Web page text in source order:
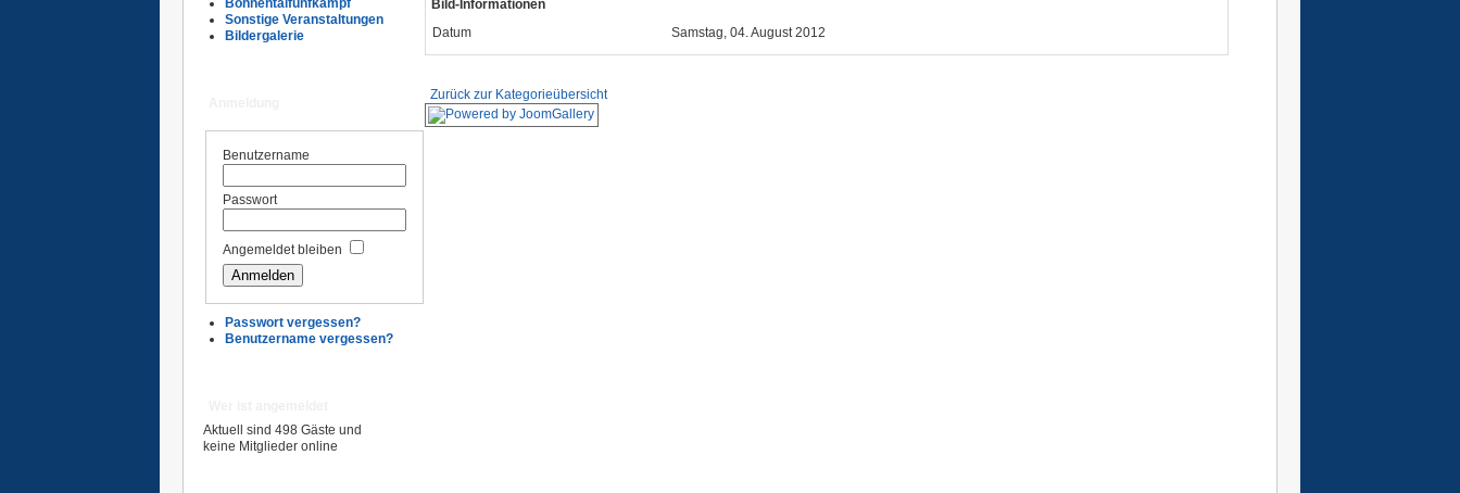
Bohnentalfünfkampf
Sonstige Veranstaltungen
Bildergalerie
Benutzername
Passwort
Angemeldet bleiben
Passwort vergessen?
Benutzername vergessen?
Aktuell sind 498 Gäste und
keine Mitglieder online
Bild-Informationen
Datum
Samstag, 04. August 2012
Zurück zur Kategorieübersicht